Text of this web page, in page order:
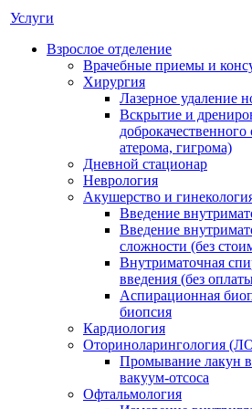
Услуги
Взрослое отделение
Врачебные приемы и
Хирургия
Лазерное удаление
Вскрытие и
атерома, гигрома)
Дневной стационар
Неврология
Акушерство и
Введение
Введение
сложности (без
Внутриматочная
введения (без
Аспирационная
биопсия
Кардиология
Оториноларингология
Промывание лакун
вакуум-отсоса
Офтальмология